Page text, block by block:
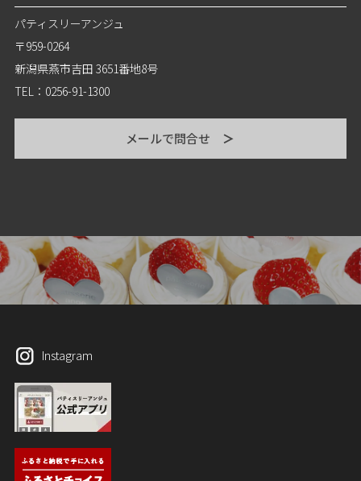
パティスリーアンジュ
〒959-0264
新潟県燕市吉田 3651番地8号
TEL：0256-91-1300
メールで問合せ ＞
Instagram